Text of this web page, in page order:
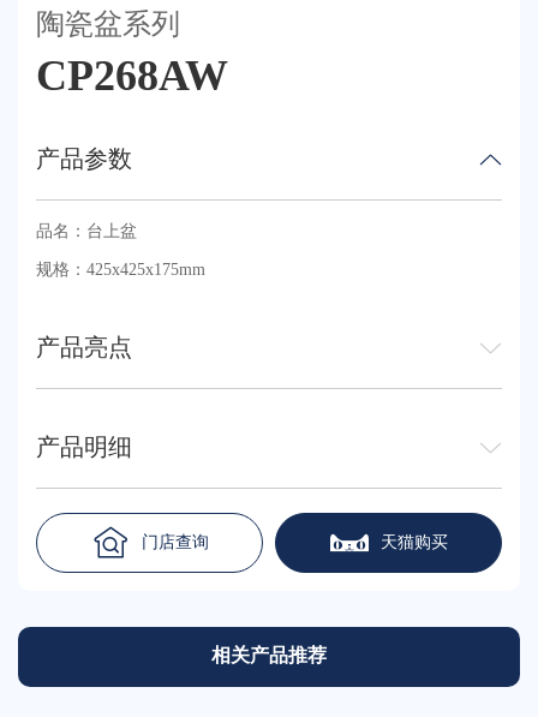
陶瓷盆系列
CP268AW
产品参数
品名：台上盆
规格：425x425x175mm
产品亮点
产品明细
门店查询 天猫购买
相关产品推荐